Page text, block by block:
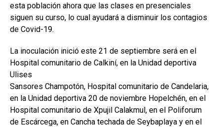
esta población ahora que las clases en presenciales
siguen su curso, lo cual ayudará a disminuir los contagios
de Covid-19.
La inoculación inició este 21 de septiembre será en el
Hospital comunitario de Calkiní, en la Unidad deportiva
Ulises
Sansores Champotón, Hospital comunitario de Candelaria,
en la Unidad deportiva 20 de noviembre Hopelchén, en el
Hospital comunitario de Xpujil Calakmul, en el Poliforum
de Escárcega, en Cancha techada de Seybaplaya y en el